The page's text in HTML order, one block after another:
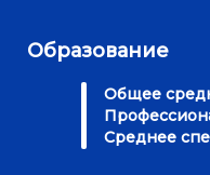
Образование
Общее
Среднее